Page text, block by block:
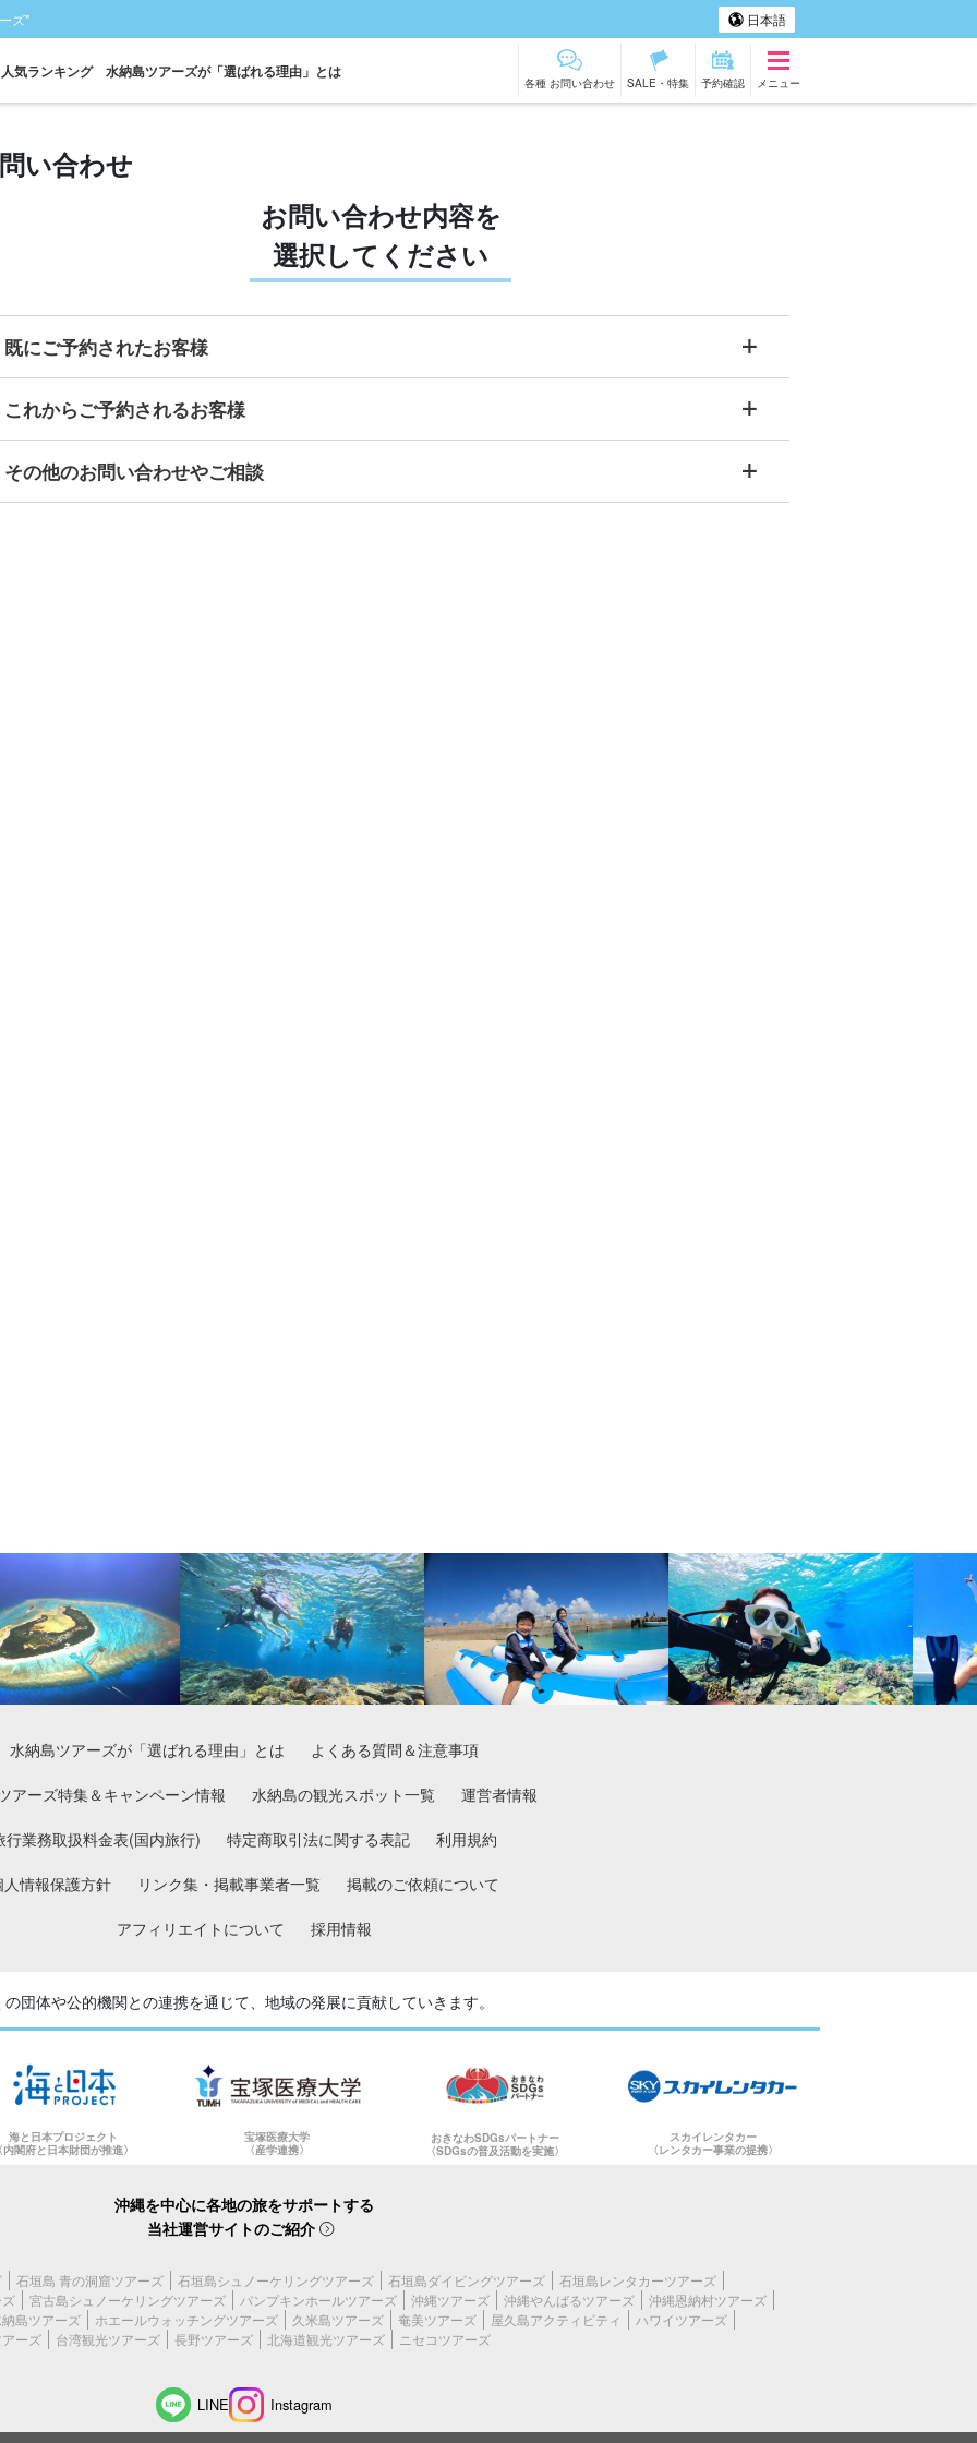
ズ" 日本語
人気ランキング 水納島ツアーズが「選ばれる理由」とは
各種 お問い合わせ SALE・特集 予約確認 メニュー
海水浴
ツアー
写真無料
ツアー
瀬底島
ツアー
い合わせ
お問い合わせ内容を
選択してください
既にご予約されたお客様
これからご予約されるお客様
その他のお問い合わせやご相談
水納島ツアーズが「選ばれる理由」とは
よくある質問＆注意事項
アーズ特集＆キャンペーン情報
水納島の観光スポット一覧
運営者情報
行業務取扱料金表(国内旅行)
特定商取引法に関する表記
利用規約
人情報保護方針
リンク集・掲載事業者一覧
掲載のご依頼について
アフィリエイトについて
採用情報
団体や公的機関との連携を通じて、地域の発展に貢献していきます。
海と日本プロジェクト
内閣府と日本財団が推進〉
宝塚医療大学
〈産学連携〉
おきなわSDGsパートナー
〈SDGsの普及活動を実施〉
スカイレンタカー
〈レンタカー事業の提携〉
沖縄を中心に各地の旅をサポートする
当社運営サイトのご紹介
石垣島 青の洞窟ツアーズ 石垣島シュノーケリングツアーズ 石垣島ダイビングツアーズ
石垣島レンタカーツアーズ
宮古島シュノーケリングツアーズ パンプキンホールツアーズ 沖縄ツアーズ 沖縄やんばるツアーズ
沖縄恩納村ツアーズ
島ツアーズ
ホエールウォッチングツアーズ 久米島ツアーズ 奄美ツアーズ 屋久島アクティビティ
ハワイツアーズ
ーズ
台湾観光ツアーズ 長野ツアーズ 北海道観光ツアーズ ニセコツアーズ
LINE Instagram